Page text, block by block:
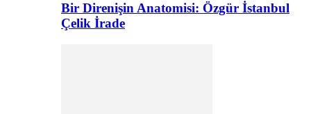
Bir Direnişin Anatomisi: Özgür İstanbul
Çelik İrade